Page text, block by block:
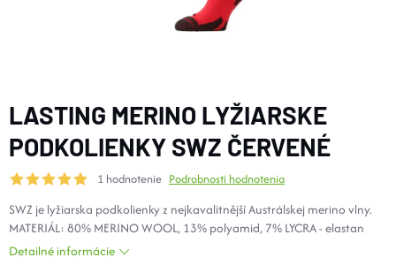
CYKLISTIKA
Značky
LASTING MERINO LYŽIARSKE
PODKOLIENKY SWZ ČERVENÉ
1 hodnotenie Podrobnosti hodnotenia
SWZ je lyžiarska podkolienky z nejkavalitnější Austrálskej merino vlny.
MATERIÁL: 80% MERINO WOOL, 13% polyamid, 7% LYCRA - elastan
Detailné informácie